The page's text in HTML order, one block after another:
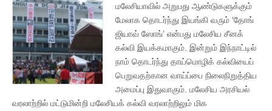
மலேசியாவில் அறுபது ஆண்டுகளுக்கும்
மேலாக தொடர்ந்து இயங்கி வரும் ‘தோங்
ஜியாவ் ஸோங்’ என்பது மலேசிய சீனக்
கல்வி இயக்கமாகும். இன்றும் இந்நாட்டில்
நாம் தொடர்ந்து தாய்மொழிக் கல்வியைப்
பெறுவதற்கான வாய்ப்பை நிலைநிறுத்திய
அமைப்பு இதுவாகும். மலேசிய அரசியல்
வரலாற்றில் மட்டுமின்றி மலேசியக் கல்வி வரலாற்றிலும் மிக